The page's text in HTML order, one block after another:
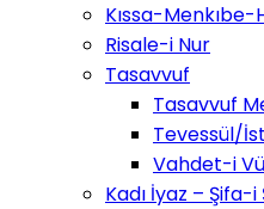
Kıssa-Menkıbe-
Risale-i Nur
Tasavvuf
Tasavvuf
Tevessül/
Vahdet-i
Kadı İyaz – Şifa-i